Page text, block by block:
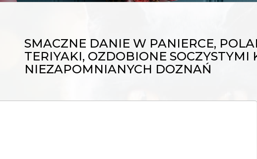
SMACZNE DANIE W PANIERCE,
TERIYAKI, OZDOBIONE
NIEZAPOMNIANYCH DOZNAŃ